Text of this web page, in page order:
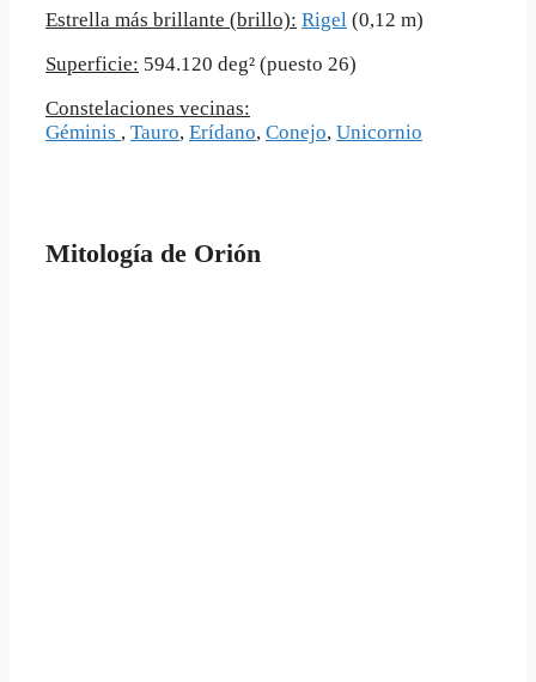
Estrella más brillante (brillo): Rigel (0,12 m)
Superficie: 594.120 deg² (puesto 26)
Constelaciones vecinas:
Géminis , Tauro, Erídano, Conejo, Unicornio
Mitología de Orión